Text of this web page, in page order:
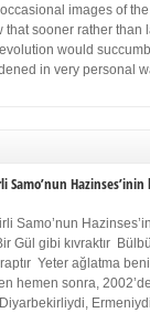
images of
that sooner rather than
would succumb
in very personal
Samo’nun
Samo’nun
Gül gibi kıvraktır
Yeter ağlatma
hemen sonra, 2002’de